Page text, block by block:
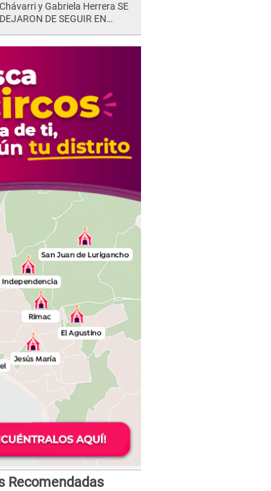
Chávarri y Gabriela Herrera SE
DEJARON DE SEGUIR EN
Recomendadas